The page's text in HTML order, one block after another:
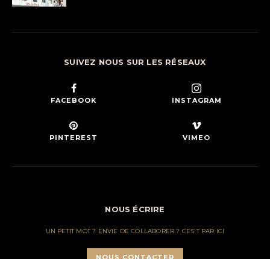
SUIVEZ NOUS SUR LES RÉSEAUX
FACEBOOK INSTAGRAM
PINTEREST VIMEO
NOUS ÉCRIRE
UN PETIT MOT ? ENVIE DE COLLABORER ? CES'T PAR ICI
NOUS CONTACTER